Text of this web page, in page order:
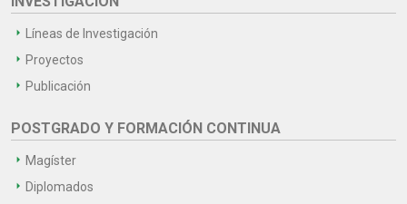
Líneas de Investigación
Proyectos
Publicación
POSTGRADO Y FORMACIÓN CONTINUA
Magíster
Diplomados